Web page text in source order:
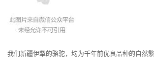
我们新疆伊犁的骆驼，均为千年前优良品种的自然